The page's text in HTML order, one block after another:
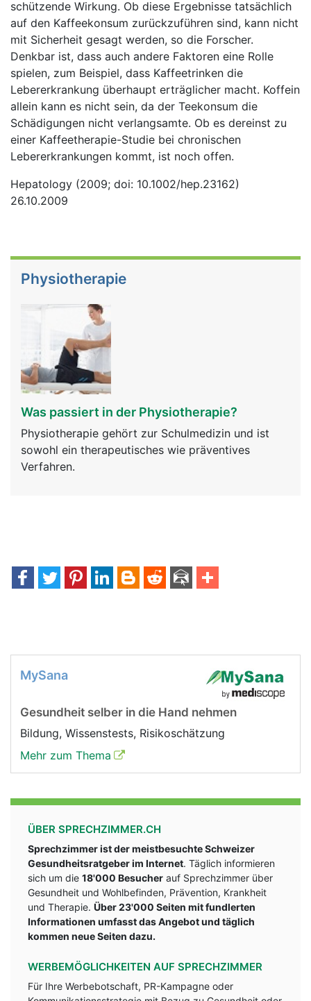
schützende Wirkung. Ob diese Ergebnisse tatsächlich
auf den Kaffeekonsum zurückzuführen sind, kann nicht
mit Sicherheit gesagt werden, so die Forscher.
Denkbar ist, dass auch andere Faktoren eine Rolle
spielen, zum Beispiel, dass Kaffeetrinken die
Lebererkrankung überhaupt erträglicher macht. Koffein
allein kann es nicht sein, da der Teekonsum die
Schädigungen nicht verlangsamte. Ob es dereinst zu
einer Kaffeetherapie-Studie bei chronischen
Lebererkrankungen kommt, ist noch offen.
Hepatology (2009; doi: 10.1002/hep.23162)
26.10.2009
Physiotherapie
Was passiert in der Physiotherapie?
Physiotherapie gehört zur Schulmedizin und ist
sowohl ein therapeutisches wie präventives
Verfahren.
MySana
Gesundheit selber in die Hand nehmen
Bildung, Wissenstests, Risikoschätzung
Mehr zum Thema
ÜBER SPRECHZIMMER.CH
Sprechzimmer ist der meistbesuchte Schweizer
Gesundheitsratgeber im Internet. Täglich informieren
sich um die 18'000 Besucher auf Sprechzimmer über
Gesundheit und Wohlbefinden, Prävention, Krankheit
und Therapie. Über 23'000 Seiten mit fundlerten
Informationen umfasst das Angebot und täglich
kommen neue Seiten dazu.
WERBEMÖGLICHKEITEN AUF SPRECHZIMMER
Für Ihre Werbebotschaft, PR-Kampagne oder